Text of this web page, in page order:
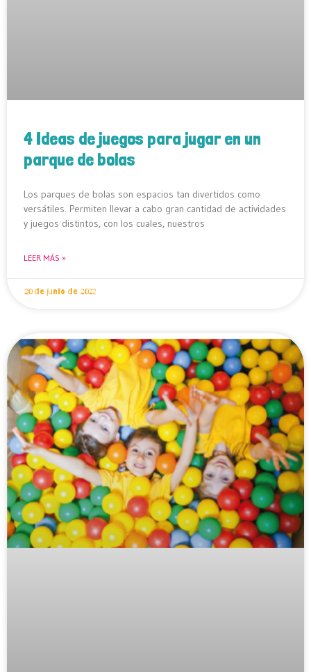
4 Ideas de juegos para jugar en un
parque de bolas
Los parques de bolas son espacios tan divertidos como
versátiles. Permiten llevar a cabo gran cantidad de actividades
y juegos distintos, con los cuales, nuestros
LEER MÁS »
20 de junio de 2022